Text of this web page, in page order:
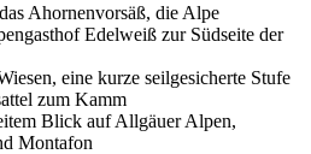
Ahornenvorsäß, die Alpe
Edelweiß zur Südseite der
eine kurze seilgesicherte Stufe
zum Kamm
Blick auf Allgäuer Alpen,
Montafon